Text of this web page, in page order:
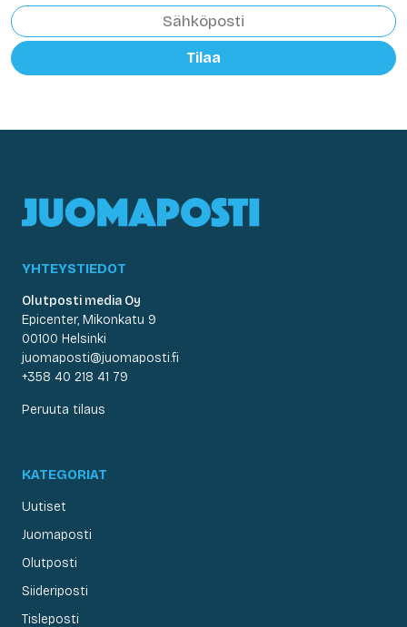
Tilaa
YHTEYSTIEDOT
Olutposti media Oy
Epicenter, Mikonkatu 9
00100 Helsinki
juomaposti@juomaposti.fi
+358 40 218 41 79
Peruuta tilaus
KATEGORIAT
Uutiset
Juomaposti
Olutposti
Siideriposti
Tisleposti